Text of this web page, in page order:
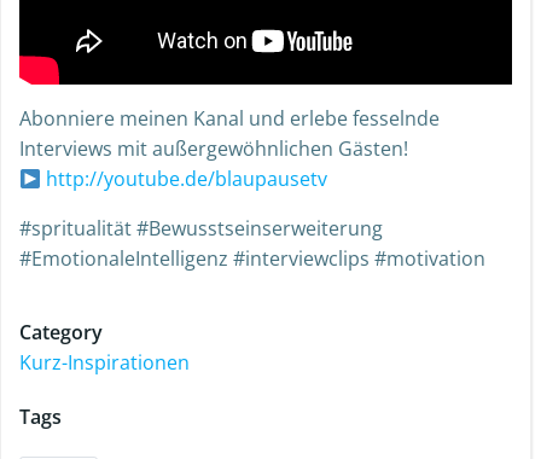
Abonniere meinen Kanal und erlebe fesselnde
Interviews mit außergewöhnlichen Gästen!
http://youtube.de/blaupausetv
#spritualität #Bewusstseinserweiterung
#EmotionaleIntelligenz #interviewclips #motivation
Category
Kurz-Inspirationen
Tags